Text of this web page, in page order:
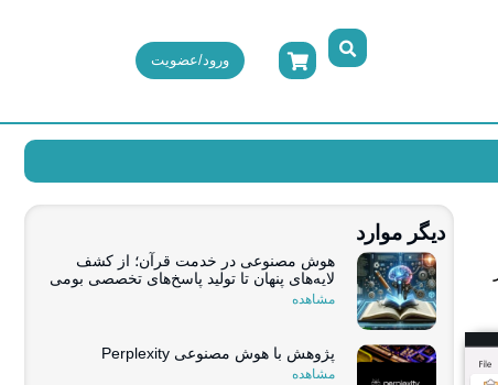
ورود/عضویت
دیگر موارد
هوش مصنوعی در خدمت قرآن؛ از کشف
لایه‌های پنهان تا تولید پاسخ‌های تخصصی بومی
مشاهده
پژوهش با هوش مصنوعی Perplexity
مشاهده